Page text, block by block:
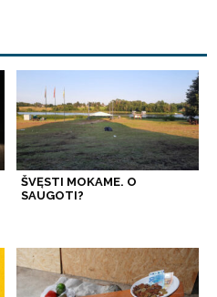
ŠVĘSTI MOKAME. O
SAUGOTI?